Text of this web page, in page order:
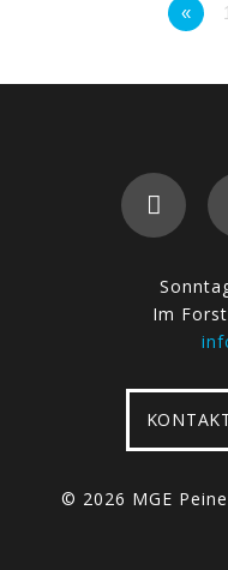
« 1
Im
© 2026 MGE